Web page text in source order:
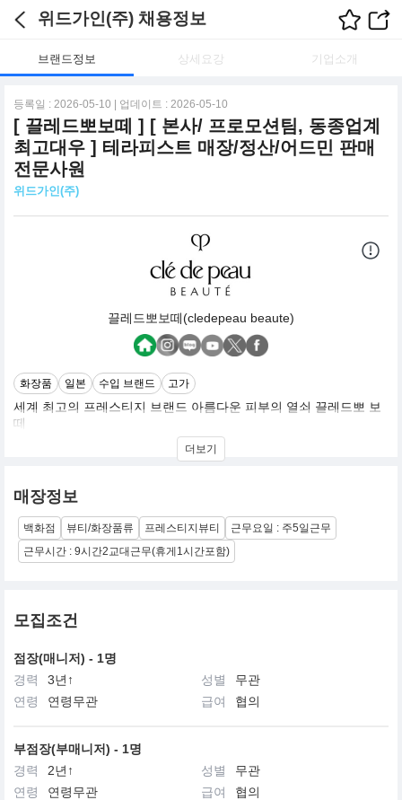
위드가인(주) 채용정보
브랜드정보 상세요강 기업소개
등록일 : 2026-05-10 | 업데이트 : 2026-05-10
[ 끌레드뽀보떼 ] [ 본사/ 프로모션팀, 동종업계
최고대우 ] 테라피스트 매장/정산/어드민 판매
전문사원
위드가인(주)
끌레드뽀보떼(cledepeau beaute)
화장품 일본 수입 브랜드 고가
세계 최고의 프레스티지 브랜드 아름다운 피부의 열쇠 끌레드뽀 보
떼
현대적이면서 우아한 감각과 첨단 과한 기술력이 어우러진 최고의
프레스티지 브랜드,끌레드뽀 보떼
‘우리가 세계에서 가장 효과적인 노화방지 트리트먼트를 만들어 낸
다면 어떻게 될까요?’
이 한마디가 세계 최고의 프레스티지 브랜드인 끌레드뽀 보떼의 시
작입니다.
30년 역사의 기술력으로 만들어진 끌레드뽀 보떼는 ‘아름다운 피부
1999년 한국에 진출한 끌레드뽀 보떼는 로열티 있는 고객 창출에 집
중하여 상류층 여성들 사이에서 그 명성을 얻었습니다.
시장을 새롭게 열었으며,블랙 라벨 화장품인 시나끄티프 라인의 크
렘므 엥땅시브는 기존의 화장품을 넘어서는 혁신적인 효과와 효능
으로 Beyond Luxury Market을 열었습니다.
보떼의 세계에 첫발을 디디신 여러분을 진심으로 환영하며, 끌레드
뽀 보떼와 함께 아름다움에 관한 모든 비밀을 찾아내시기를 희망합
니다.
더보기
매장정보
백화점 뷰티/화장품류 프레스티지뷰티
근무요일 : 주5일근무
근무시간 : 9시간2교대근무(휴게1시간포함)
모집조건
점장(매니저) - 1명
경력
3년↑ 성별
무관
연령
연령무관 급여 협의
부점장(부매니저) - 1명
경력
2년↑ 성별
무관
연령
연령무관 급여 협의